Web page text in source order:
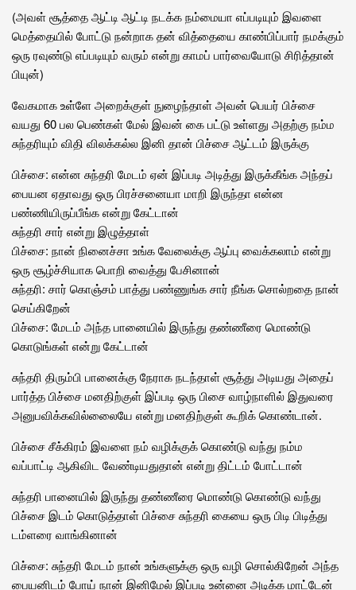
(அவள் சூத்தை ஆட்டி ஆட்டி நடக்க நம்மையா எப்படியும் இவளை
மெத்தையில் போட்டு நன்றாக தன் வித்தையை காண்பிப்பார் நமக்கும்
ஒரு ரவுண்டு எப்படியும் வரும் என்று காமப் பார்வையோடு சிரித்தான்
பியுன்)
வேகமாக உள்ளே அறைக்குள் நுழைந்தாள் அவன் பெயர் பிச்சை
வயது 60 பல பெண்கள் மேல் இவன் கை பட்டு உள்ளது அதற்கு நம்ம
சுந்தரியும் விதி விலக்கல்ல இனி தான் பிச்சை ஆட்டம் இருக்கு
பிச்சை: என்ன சுந்தரி மேடம் ஏன் இப்படி அடித்து இருக்கீங்க அந்தப்
பையன ஏதாவது ஒரு பிரச்சனையா மாறி இருந்தா என்ன
பண்ணியிருப்பீங்க என்று கேட்டான்
சுந்தரி சார் என்று இழுத்தாள்
பிச்சை: நான் நினைச்சா உங்க வேலைக்கு ஆப்பு வைக்கலாம் என்று
ஒரு சூழ்ச்சியாக பொறி வைத்து பேசினான்
சுந்தரி: சார் கொஞ்சம் பாத்து பண்ணுங்க சார் நீங்க சொல்றதை நான்
செய்கிறேன்
பிச்சை: மேடம் அந்த பானையில் இருந்து தண்ணீரை மொண்டு
கொடுங்கள் என்று கேட்டான்
சுந்தரி திரும்பி பானைக்கு நேராக நடந்தாள் சூத்து அடியது அதைப்
பார்த்த பிச்சை மனதிற்குள் இப்படி ஒரு பிசை வாழ்நாளில் இதுவரை
அனுபவிக்கவில்லைையே என்று மனதிற்குள் கூறிக் கொண்டான்.
பிச்சை சீக்கிரம் இவளை நம் வழிக்குக் கொண்டு வந்து நம்ம
வப்பாட்டி ஆகிவிட வேண்டியதுதான் என்று திட்டம் போட்டான்
சுந்தரி பானையில் இருந்து தண்ணீரை மொண்டு கொண்டு வந்து
பிச்சை இடம் கொடுத்தாள் பிச்சை சுந்தரி கையை ஒரு பிடி பிடித்து
டம்ளரை வாங்கினான்
பிச்சை: சுந்தரி மேடம் நான் உங்களுக்கு ஒரு வழி சொல்கிறேன் அந்த
பையனிடம் போய் நான் இனிமேல் இப்படி உன்னை அடிக்க மாட்டேன்